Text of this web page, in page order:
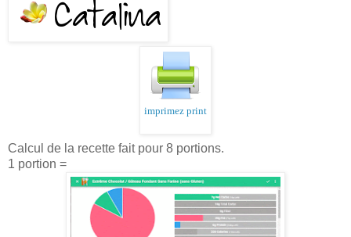
imprimez print
Calcul de la recette fait pour 8 portions.
1 portion =